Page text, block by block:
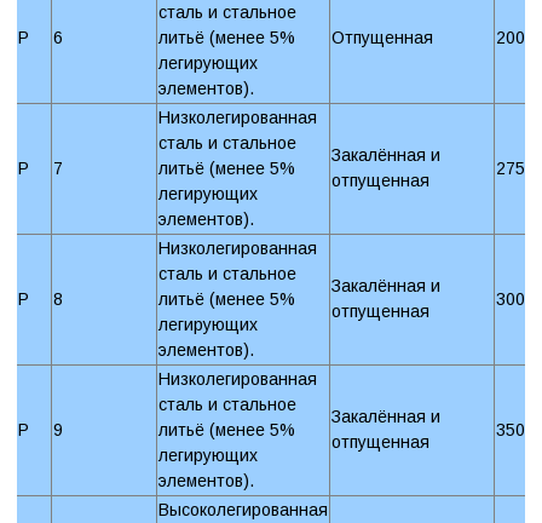
P 6
сталь и стальное
литьё (менее 5%
легирующих
элементов).
Отпущенная 200
P 7
Низколегированная
сталь и стальное
литьё (менее 5%
легирующих
элементов).
Закалённая и
отпущенная
275
P 8
Низколегированная
сталь и стальное
литьё (менее 5%
легирующих
элементов).
Закалённая и
отпущенная
300
P 9
Низколегированная
сталь и стальное
литьё (менее 5%
легирующих
элементов).
Закалённая и
отпущенная
350
Высоколегированная